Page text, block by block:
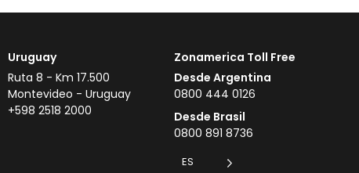
Uruguay
Ruta 8 - Km 17.500
Montevideo - Uruguay
+598 2518 2000
Zonamerica Toll Free
Desde Argentina
0800 444 0126
Desde Brasil
0800 891 8736
ES